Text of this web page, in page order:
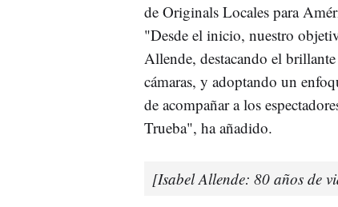
de Originals Locales para
"Desde el inicio, nuestro
Allende, destacando el
cámaras, y adoptando un
de acompañar a los
Trueba", ha añadido.
[Isabel Allende: 80 años de